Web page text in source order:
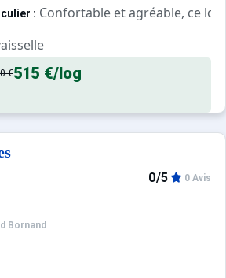
: Confortable et agréable, ce
€515 €/log
Bornand
0/5 0 Avis